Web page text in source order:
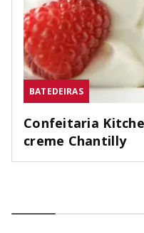
BATEDEIRAS
Confeitaria
creme Chantilly